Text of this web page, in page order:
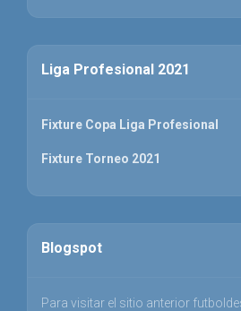
Liga Profesional 2021
Fixture Copa Liga Profesional
Fixture Torneo 2021
Blogspot
Para visitar el sitio anterior